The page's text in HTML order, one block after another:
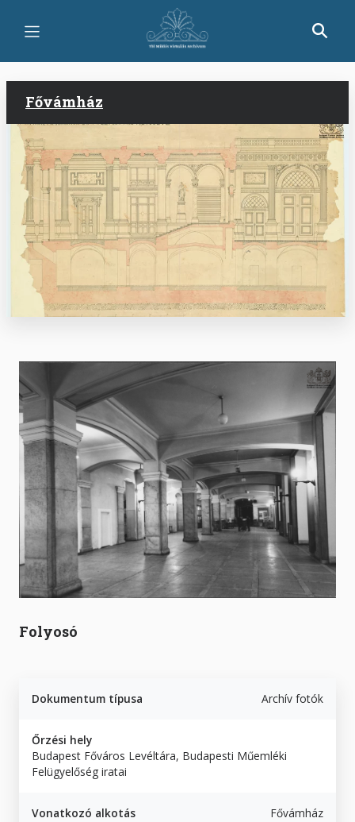
tartalomra
Fővámház
Folyosó
Dokumentum típusa Archív fotók
Őrzési hely
Budapest Főváros Levéltára, Budapesti Műemléki
Felügyelőség iratai
Vonatkozó alkotás Fővámház